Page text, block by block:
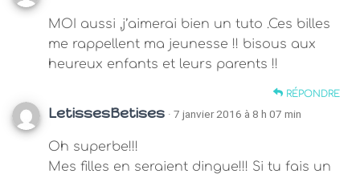
MOI aussi ,j’aimerai bien un tuto .Ces billes
me rappellent ma jeunesse !! bisous aux
heureux enfants et leurs parents !!
RÉPONDRE
LetissesBetises · 7 janvier 2016 à 8 h 07 min
Oh superbe!!!
Mes filles en seraient dingue!!! Si tu fais un